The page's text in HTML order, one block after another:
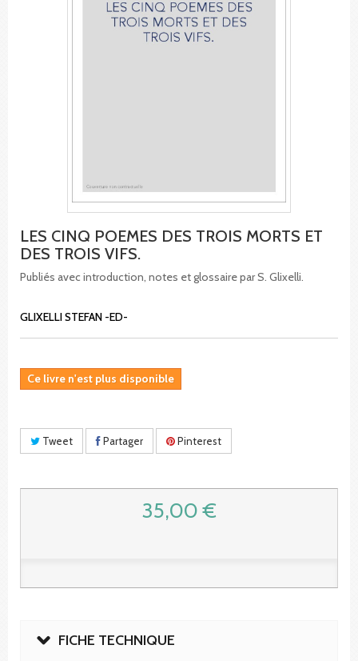
LES CINQ POEMES DES TROIS MORTS ET
DES TROIS VIFS.
Publiés avec introduction, notes et glossaire par S. Glixelli.
GLIXELLI STEFAN -ED-
Ce livre n'est plus disponible
Tweet Partager Pinterest
35,00 €
FICHE TECHNIQUE